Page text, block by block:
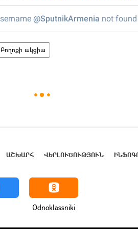
Բողոքի ակցիա
ԱՇԽԱՐՀ ՎԵՐԼՈՒԾՈՒԹՅՈՒՆ
Odnoklassniki